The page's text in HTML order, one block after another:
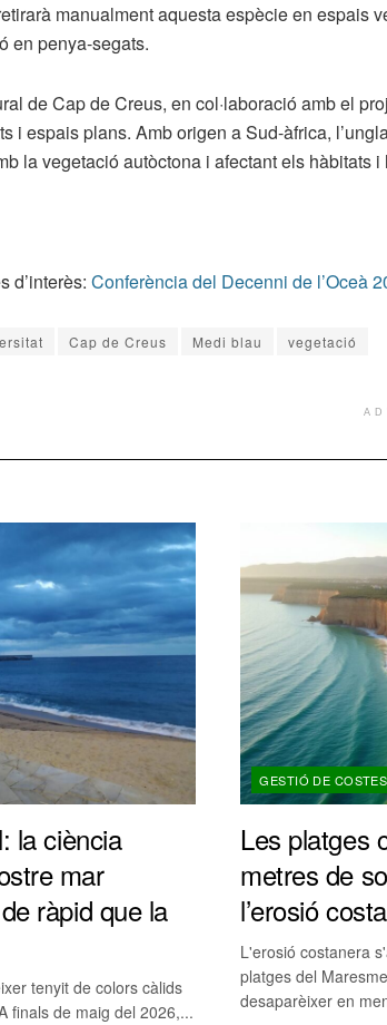
manualment aquesta espècie en espais
en penya-segats.
de Cap de Creus, en col·laboració amb el
i espais plans. Amb origen a Sud-àfrica,
la vegetació autòctona i afectant els hàbitats
d’interès: Conferència del Decenni de l’Oceà
Cap de Creus Medi blau vegetació
la ciència
mar
ràpid que la
tenyit de colors càlids
finals de maig del 2026,...
GESTIÓ DE COSTES
Les platges
metres de
l’erosió
L'erosió costanera
platges del
desaparèixer en